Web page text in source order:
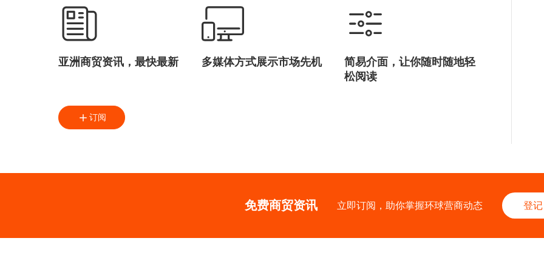
亚洲商贸资讯，最快最新 多媒体方式展示市场先机
简易介面，让你随时随地轻
松阅读
订阅
免费商贸资讯 立即订阅，助你掌握环球营商动态 登记